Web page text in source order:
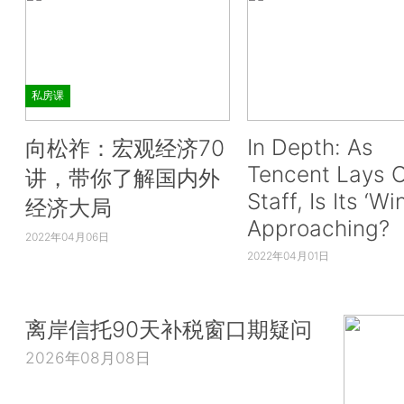
私房课
向松祚：宏观经济70
讲，带你了解国内外
经济大局
2022年04月06日
In Depth: As
Tencent Lays
Staff, Is Its
Approaching?
2022年04月01日
离岸信托90天补税窗口期疑问
2026年08月08日